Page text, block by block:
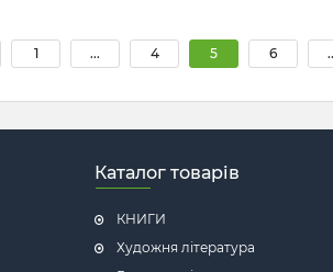
1 ... 4 5 6
Каталог товарів
КНИГИ
Художня література